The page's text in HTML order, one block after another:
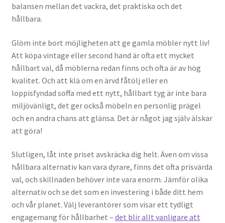
balansen mellan det vackra, det praktiska och det
hållbara.
Glöm inte bort möjligheten att ge gamla möbler nytt liv!
Att köpa vintage eller second hand är ofta ett mycket
hållbart val, då möblerna redan finns och ofta är av hög
kvalitet. Och att klä om en ärvd fåtölj eller en
loppisfyndad soffa med ett nytt, hållbart tyg är inte bara
miljövänligt, det ger också möbeln en personlig prägel
och en andra chans att glänsa. Det är något jag själv älskar
att göra!
Slutligen, låt inte priset avskräcka dig helt. Även om vissa
hållbara alternativ kan vara dyrare, finns det ofta prisvärda
val, och skillnaden behöver inte vara enorm. Jämför olika
alternativ och se det som en investering i både ditt hem
och vår planet. Välj leverantörer som visar ett tydligt
engagemang för hållbarhet – det blir allt vanligare att